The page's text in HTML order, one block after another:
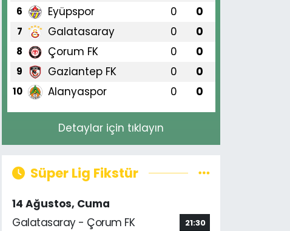
6 Eyüpspor 0 0
7 Galatasaray 0 0
8 Çorum FK 0 0
9 Gaziantep FK 0 0
10 Alanyaspor 0 0
Detaylar için tıklayın
Süper Lig Fikstür
14 Ağustos, Cuma
Galatasaray - Çorum FK
21:30